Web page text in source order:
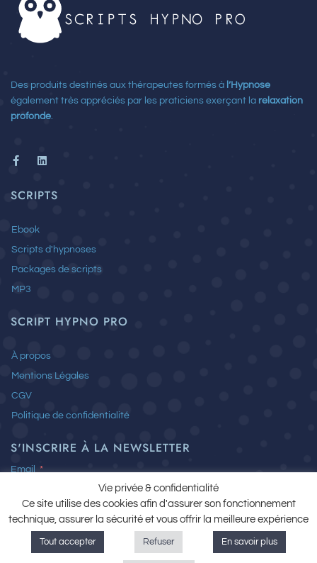
Des produits destinés aux thérapeutes formés à l’Hypnose
également très appréciés par les praticiens exerçant la relaxation
profonde
F
e
b
o
k
-
f
L
k
SCRIPTS
Ebook
Scripts d'hypnoses
Packages de scripts
MP3
SCRIPT HYPNO PRO
À propos
Mentions Légales
CGV
Politique de confidentialité
S'INSCRIRE À LA NEWSLETTER
Email
J’ai lu et j’accepte la Politique de confidentialité
Vie privée & confidentialité
Ce site utilise des cookies afin d'assurer son fonctionnement
technique, assurer la sécurité et vous offrir la meilleure expérience
Tout accepter Refuser En savoir plus